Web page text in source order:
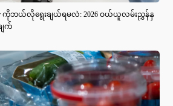
ကိုဘယ်လိုရွေးချယ်ရမလဲ: 2026 ဝယ်ယူလမ်းညွှန်နှ
ျက်